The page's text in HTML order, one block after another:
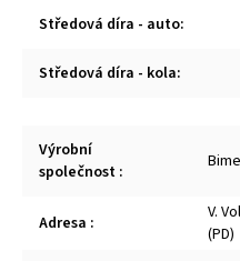
Středová díra - auto:
Středová díra - kola:
Výrobní
společnost :
Adresa :
V.
(PD)